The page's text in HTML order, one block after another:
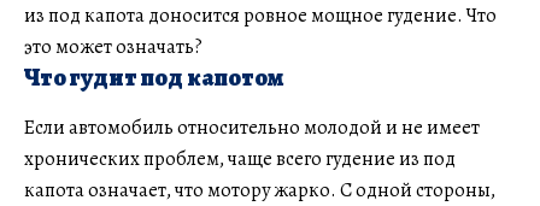
из под капота доносится ровное мощное гудение. Что
это может означать?
Что гудит под капотом
Если автомобиль относительно молодой и не имеет
хронических проблем, чаще всего гудение из под
капота означает, что мотору жарко. С одной стороны,